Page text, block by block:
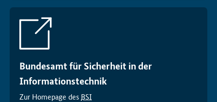
Bundesamt für Sicherheit in der
Informationstechnik
Zur Homepage des BSI